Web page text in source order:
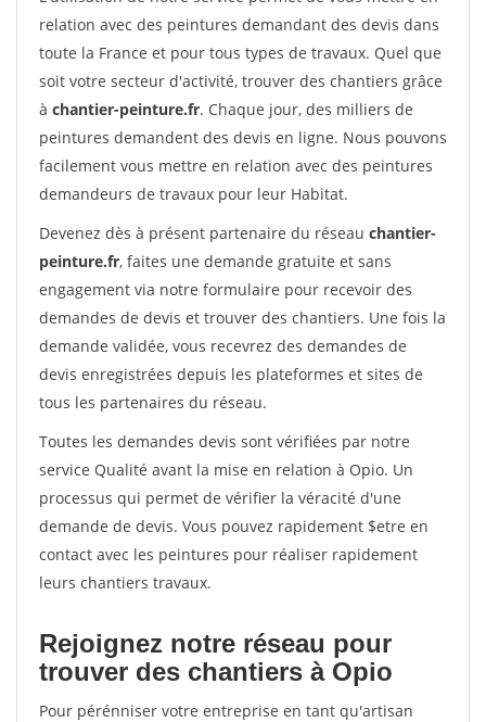
relation avec des peintures demandant des devis dans
toute la France et pour tous types de travaux. Quel que
soit votre secteur d'activité, trouver des chantiers grâce
à chantier-peinture.fr. Chaque jour, des milliers de
peintures demandent des devis en ligne. Nous pouvons
facilement vous mettre en relation avec des peintures
demandeurs de travaux pour leur Habitat.
Devenez dès à présent partenaire du réseau chantier-
peinture.fr, faites une demande gratuite et sans
engagement via notre formulaire pour recevoir des
demandes de devis et trouver des chantiers. Une fois la
demande validée, vous recevrez des demandes de
devis enregistrées depuis les plateformes et sites de
tous les partenaires du réseau.
Toutes les demandes devis sont vérifiées par notre
service Qualité avant la mise en relation à Opio. Un
processus qui permet de vérifier la véracité d'une
demande de devis. Vous pouvez rapidement $etre en
contact avec les peintures pour réaliser rapidement
leurs chantiers travaux.
Rejoignez notre réseau pour
trouver des chantiers à Opio
Pour pérénniser votre entreprise en tant qu'artisan